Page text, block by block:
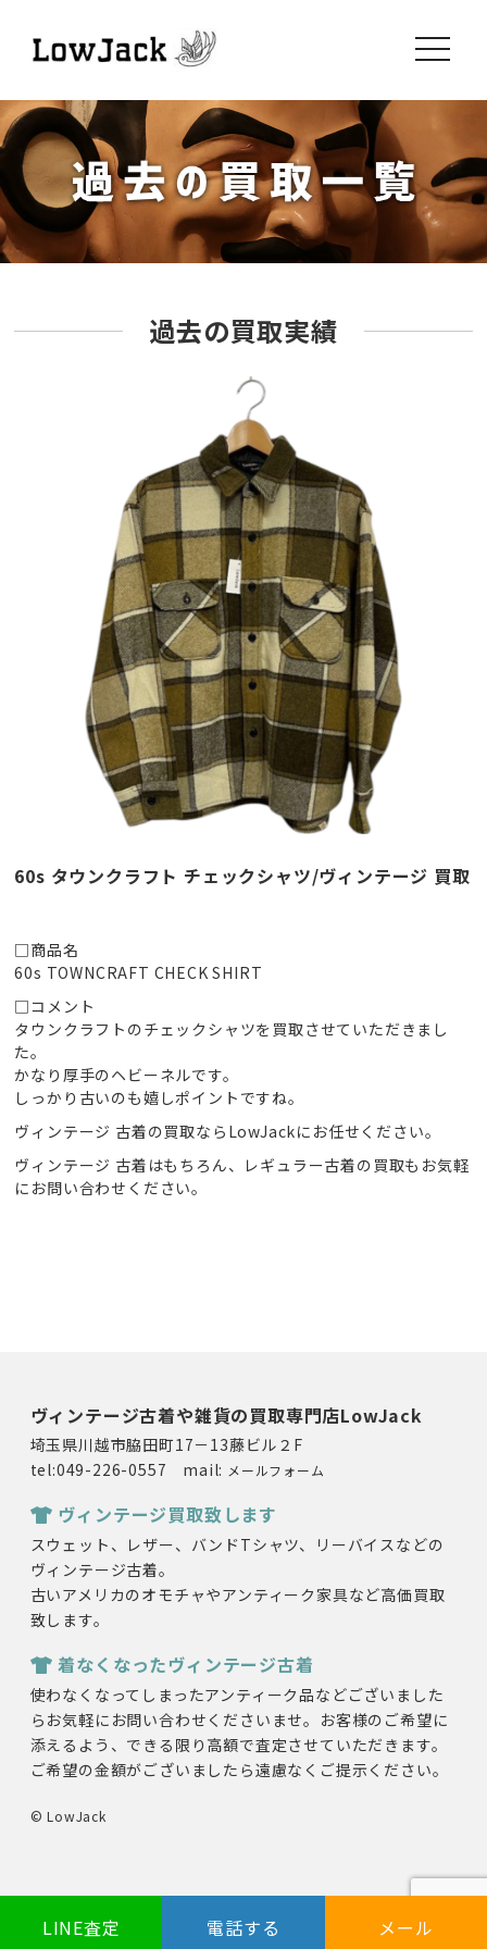
toggle
過去の買取実績
60s タウンクラフト チェックシャツ/ヴィンテージ 買取
□商品名
60s TOWNCRAFT CHECK SHIRT
□コメント
タウンクラフトのチェックシャツを買取させていただきまし
た。
かなり厚手のヘビーネルです。
しっかり古いのも嬉しポイントですね。
ヴィンテージ 古着の買取ならLowJackにお任せください。
ヴィンテージ 古着はもちろん、レギュラー古着の買取もお気軽
にお問い合わせください。
ヴィンテージ古着や雑貨の買取専門店LowJack
埼玉県川越市脇田町17－13藤ビル２F
tel:049-226-0557 mail: メールフォーム
ヴィンテージ買取致します
スウェット、レザー、バンドTシャツ、リーバイスなどの
ヴィンテージ古着。
古いアメリカのオモチャやアンティーク家具など高価買取
致します。
着なくなったヴィンテージ古着
使わなくなってしまったアンティーク品などございました
らお気軽にお問い合わせくださいませ。お客様のご希望に
添えるよう、できる限り高額で査定させていただきます。
ご希望の金額がございましたら遠慮なくご提示ください。
© LowJack
LINE査定 電話する メール